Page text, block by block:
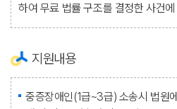
하여 무료 법률 구조를 결정한 사건
지원내용
중증장애인(1급~3급) 소송시 법원